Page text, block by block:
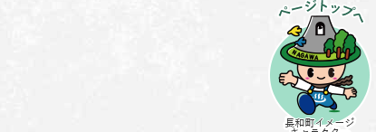
ペ
ジ
ト
ッ